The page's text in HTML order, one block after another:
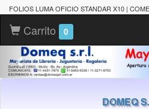
FOLIOS LUMA OFICIO STANDAR X10 |
Carrito 0
DOMEQ